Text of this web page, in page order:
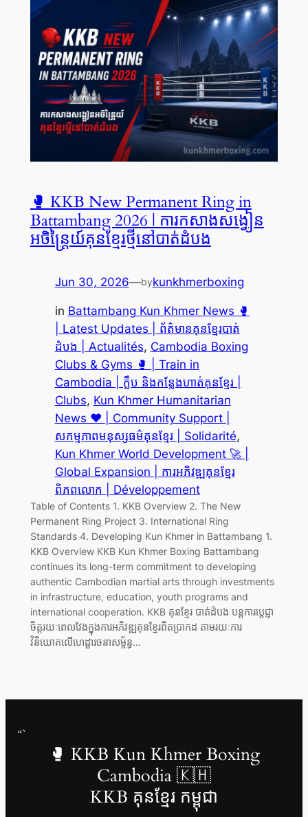
🥊 KKB New Permanent Ring in
Battambang 2026 | ការកសាងសង្វៀន
អចិន្ត្រៃយ៍គុនខ្មែរថ្មីនៅបាត់ដំបង
Jun 30, 2026—bykunkhmerboxing
in Battambang Kun Khmer News 🥊
| Latest Updates | ព័ត៌មានគុនខ្មែរបាត់
ដំបង | Actualités, Cambodia Boxing
Clubs & Gyms 🥊 | Train in
Cambodia | ក្លឹប និងកន្លែងហាត់គុនខ្មែរ |
Clubs, Kun Khmer Humanitarian
News ❤️ | Community Support |
សកម្មភាពមនុស្សធម៌គុនខ្មែរ | Solidarité
Kun Khmer World Development 🚀 |
Global Expansion | ការអភិវឌ្ឍគុនខ្មែរ
ពិភពលោក | Développement
Table of Contents 1. KKB Overview 2. The New
Permanent Ring Project 3. International Ring
Standards 4. Developing Kun Khmer in Battambang 1.
KKB Overview KKB Kun Khmer Boxing Battambang
continues its long-term commitment to developing
authentic Cambodian martial arts through investments
in infrastructure, education, youth programs and
international cooperation. KKB គុនខ្មែរ បាត់ដំបង បន្តការប្តេជ្ញា
ចិត្តរយៈពេលវែងក្នុងការអភិវឌ្ឍគុនខ្មែរពិតប្រាកដ តាមរយៈការ
វិនិយោគលើហេដ្ឋារចនាសម្ព័ន្ធ…
“`
🥊 KKB Kun Khmer Boxing
Cambodia 🇰🇭
KKB គុនខ្មែរ កម្ពុជា